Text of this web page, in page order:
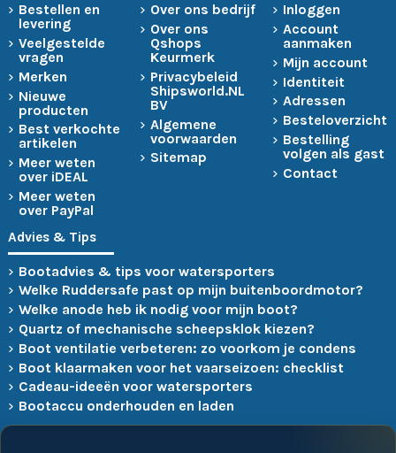
Bestellen en
levering
Veelgestelde
vragen
Merken
Nieuwe
producten
Best verkochte
artikelen
Meer weten
over iDEAL
Meer weten
over PayPal
Over ons bedrijf
Over ons
Qshops
Keurmerk
Privacybeleid
Shipsworld.NL
BV
Algemene
voorwaarden
Sitemap
Inloggen
Account
aanmaken
Mijn account
Identiteit
Adressen
Besteloverzicht
Bestelling
volgen als gast
Contact
Advies & Tips
Bootadvies & tips voor watersporters
Welke Ruddersafe past op mijn buitenboordmotor?
Welke anode heb ik nodig voor mijn boot?
Quartz of mechanische scheepsklok kiezen?
Boot ventilatie verbeteren: zo voorkom je condens
Boot klaarmaken voor het vaarseizoen: checklist
Cadeau-ideeën voor watersporters
Bootaccu onderhouden en laden